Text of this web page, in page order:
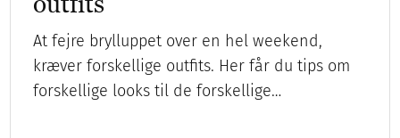
At fejre brylluppet over en hel weekend,
kræver forskellige outfits. Her får du tips om
forskellige looks til de forskellige…